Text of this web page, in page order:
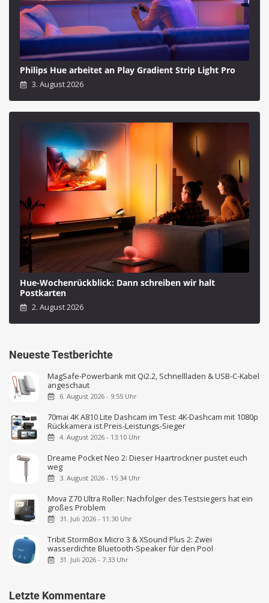
Philips Hue arbeitet an Play Gradient Strip Light Pro
3. August 2026
Hue-Wochenrückblick: Dann schreiben wir halt
Postkarten
2. August 2026
Neueste Testberichte
MagSafe-Powerbank mit Qi2.2, Schnellladen & USB-C-Kabel
angeschaut
6. August 2026 - 9:55 Uhr
70mai 4K A810 Lite Dashcam im Test: 4K-Dashcam mit 1080p
Rückkamera ist Preis-Leistungs-Sieger
4. August 2026 - 13:10 Uhr
Dreame Pocket Neo 2: Dieser Haartrockner pustet euch
weg
3. August 2026 - 15:34 Uhr
Mova Z70 Ultra Roller: Nachfolger des Testsiegers hat ein
großes Problem
31. Juli 2026 - 11:30 Uhr
Tribit StormBox Micro 3 & XSound Plus 2: Zwei
wasserdichte Bluetooth-Speaker für den Pool
31. Juli 2026 - 7:33 Uhr
Letzte Kommentare